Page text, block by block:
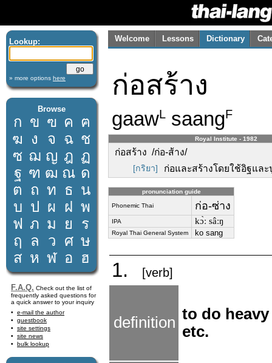
Lookup:
» more options here
Browse
ก ข ฃ ค ฅ
ฆ ง จ ฉ ช
ซ ฌ ญ ฎ ฏ
ฐ ฑ ฒ ณ ด
ต ถ ท ธ น
บ ป ผ ฝ พ
ฟ ภ ม ย
ร
ฤ
ล ว ศ ษ
ส ห ฬ อ ฮ
F.A.Q. Check out the list of
frequently asked questions for
a quick answer to your inquiry
e-mail the author
guestbook
site settings
site news
bulk lookup
Welcome Lessons Dictionary
ก่อสร้าง
gaawL saangF
Royal Institute - 1982
ก่อสร้าง /ก่อ-ส้าง/
[กริยา] ก่อและสร้างโดยใช้อิฐแล
pronunciation guide
Phonemic Thai ก่อ-ซ่าง
IPA kɔ̀ː sâːŋ
Royal Thai General System ko sang
1. [verb]
definition to do
etc.